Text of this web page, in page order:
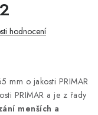
mm o jakosti PRIMAR
PRIMAR a je z řady
menších a
hodnocení